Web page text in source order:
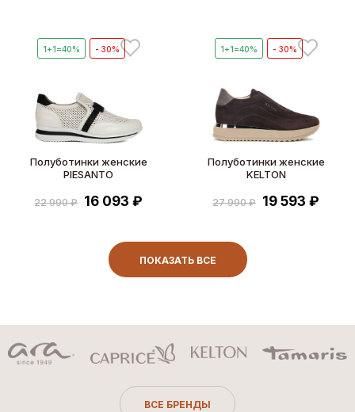
1+1=40% - 30%
Полуботинки женские
PIESANTO
22 990 ₽ 16 093 ₽
1+1=40% - 30%
Полуботинки женские
KELTON
27 990 ₽ 19 593 ₽
ПОКАЗАТЬ ВСЕ
ВСЕ БРЕНДЫ